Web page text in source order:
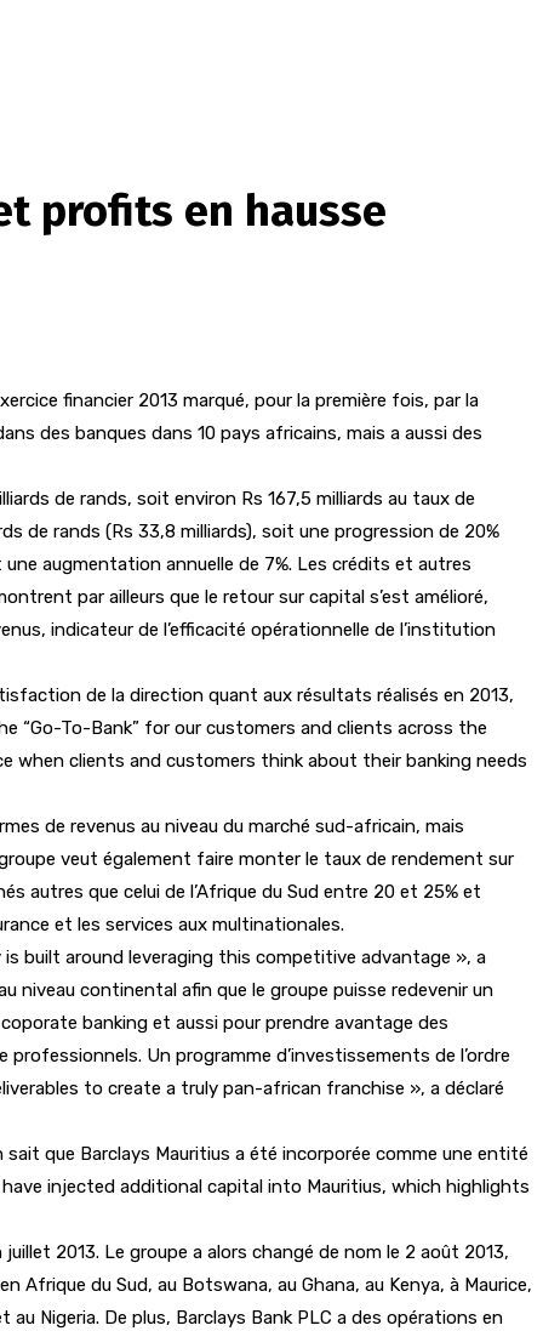
et profits en hausse
financier 2013 marqué, pour la première fois, par la
des banques dans 10 pays africains, mais a aussi des
de rands, soit environ Rs 167,5 milliards au taux de
de rands (Rs 33,8 milliards), soit une progression de 20%
augmentation annuelle de 7%. Les crédits et autres
par ailleurs que le retour sur capital s’est amélioré,
indicateur de l’efficacité opérationnelle de l’institution
de la direction quant aux résultats réalisés en 2013,
“Go-To-Bank” for our customers and clients across the
clients and customers think about their banking needs
de revenus au niveau du marché sud-africain, mais
veut également faire monter le taux de rendement sur
autres que celui de l’Afrique du Sud entre 20 et 25% et
et les services aux multinationales.
built around leveraging this competitive advantage », a
niveau continental afin que le groupe puisse redevenir un
banking et aussi pour prendre avantage des
Un programme d’investissements de l’ordre
to create a truly pan-african franchise », a déclaré
que Barclays Mauritius a été incorporée comme une entité
have injected additional capital into Mauritius, which highlights
2013. Le groupe a alors changé de nom le 2 août 2013,
Afrique du Sud, au Botswana, au Ghana, au Kenya, à Maurice,
Nigeria. De plus, Barclays Bank PLC a des opérations en